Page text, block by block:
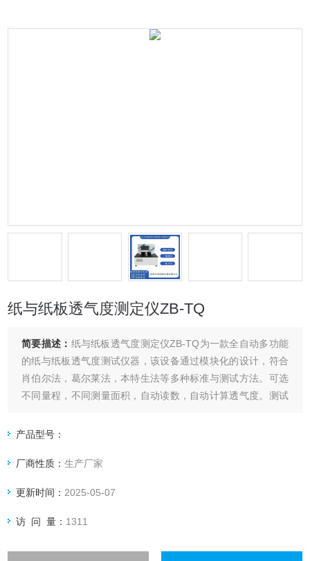
纸与纸板透气度测定仪ZB-TQ
简要描述： 纸与纸板透气度测定仪ZB-TQ为一款全自动多功能
的纸与纸板透气度测试仪器，该设备通过模块化的设计，符合
肖伯尔法，葛尔莱法，本特生法等多种标准与测试方法。可选
不同量程，不同测量面积，自动读数，自动计算透气度。测试
体流量.
产品型号：
厂商性质：生产厂家
更新时间： 2025-05-07
访 问 量： 1311